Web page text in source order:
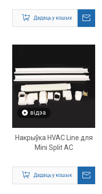
Дадаць у кошык
відэа
Накрыўка HVAC Line для
Mini Split AC
Дадаць у кошык